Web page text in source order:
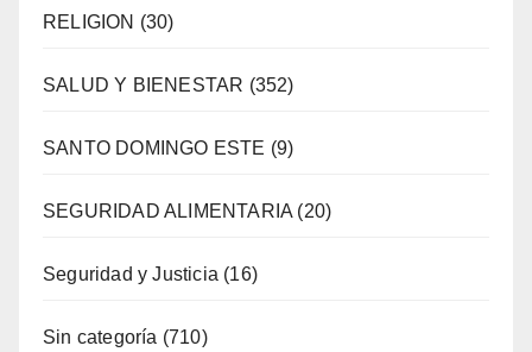
RELIGION (30)
SALUD Y BIENESTAR (352)
SANTO DOMINGO ESTE (9)
SEGURIDAD ALIMENTARIA (20)
Seguridad y Justicia (16)
Sin categoría (710)